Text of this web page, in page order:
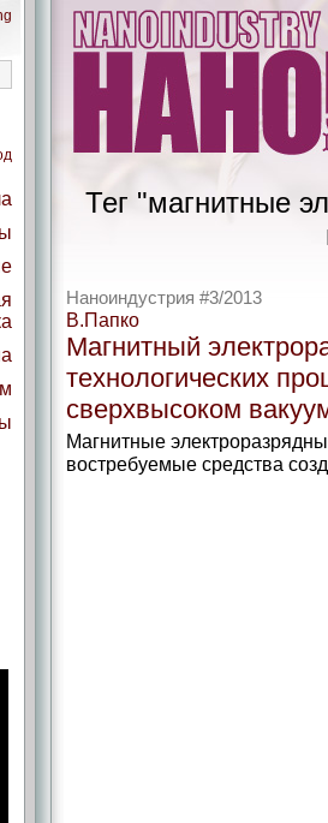
Тег "магнитные
Наноиндустрия #3/2013
В.Папко
Магнитный
технологических
сверхвысоком
Магнитные
востребуемые средства